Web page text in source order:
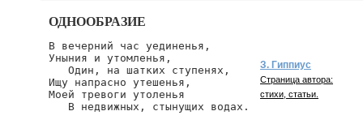
ОДНООБРАЗИЕ
В вечерний час уединенья,
Уныния и утомленья,
   Один, на шатких ступенях,
Ищу напрасно утешенья,
Моей тревоги утоленья
   В недвижных, стынущих водах.
З. Гиппиус
Страница автора:
стихи, статьи.